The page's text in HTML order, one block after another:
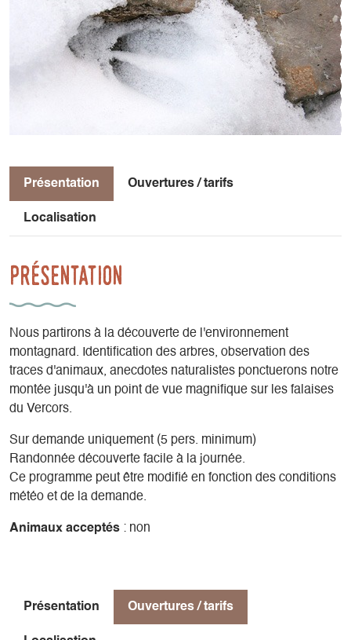
Présentation Ouvertures / tarifs
Localisation
Présentation
Nous partirons à la découverte de l'environnement
montagnard. Identification des arbres, observation des
traces d'animaux, anecdotes naturalistes ponctuerons notre
montée jusqu'à un point de vue magnifique sur les falaises
du Vercors.
Sur demande uniquement (5 pers. minimum)
Randonnée découverte facile à la journée.
Ce programme peut être modifié en fonction des conditions
météo et de la demande.
Animaux acceptés : non
Présentation Ouvertures / tarifs